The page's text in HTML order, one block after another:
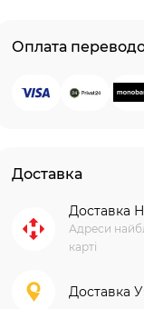
Оплата
Доставка
Доставка
Адреси
карті
Доставка